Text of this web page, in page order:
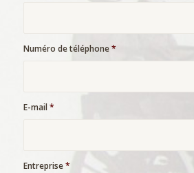
Numéro de téléphone*
E-mail *
Entreprise*